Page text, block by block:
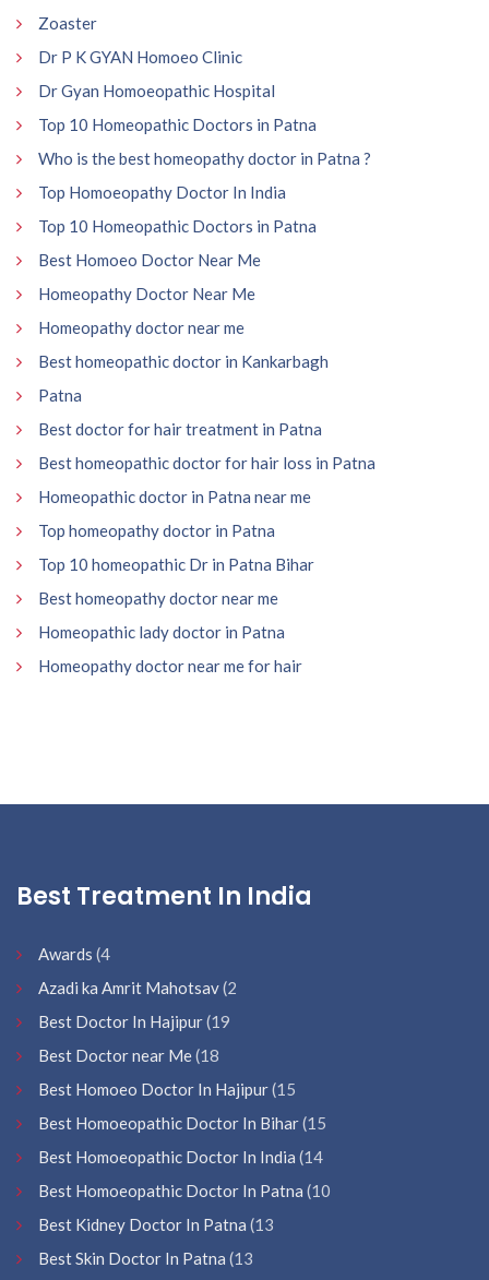
Zoaster
Dr P K GYAN Homoeo Clinic
Dr Gyan Homoeopathic Hospital
Top 10 Homeopathic Doctors in Patna
Who is the best homeopathy doctor in Patna ?
Top Homoeopathy Doctor In India
Top 10 Homeopathic Doctors in Patna
Best Homoeo Doctor Near Me
Homeopathy Doctor Near Me
Homeopathy doctor near me
Best homeopathic doctor in Kankarbagh
Patna
Best doctor for hair treatment in Patna
Best homeopathic doctor for hair loss in Patna
Homeopathic doctor in Patna near me
Top homeopathy doctor in Patna
Top 10 homeopathic Dr in Patna Bihar
Best homeopathy doctor near me
Homeopathic lady doctor in Patna
Homeopathy doctor near me for hair
Best Treatment In India
Awards (4
Azadi ka Amrit Mahotsav(2
Best Doctor In Hajipur(19
Best Doctor near Me(18
Best Homoeo Doctor In Hajipur(15
Best Homoeopathic Doctor In Bihar(15
Best Homoeopathic Doctor In India (14
Best Homoeopathic Doctor In Patna (10
Best Kidney Doctor In Patna (13
Best Skin Doctor In Patna (13